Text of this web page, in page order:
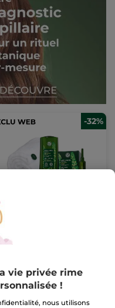
-32%
Cure Anti-Chute
AJOUTER AU
PANIER
vie privée rime
!
nous utilisons